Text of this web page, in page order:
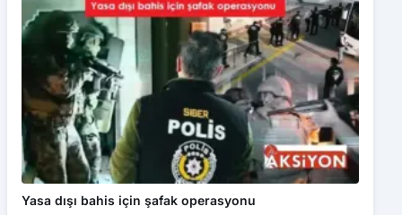
Yasa dışı bahis için şafak operasyonu